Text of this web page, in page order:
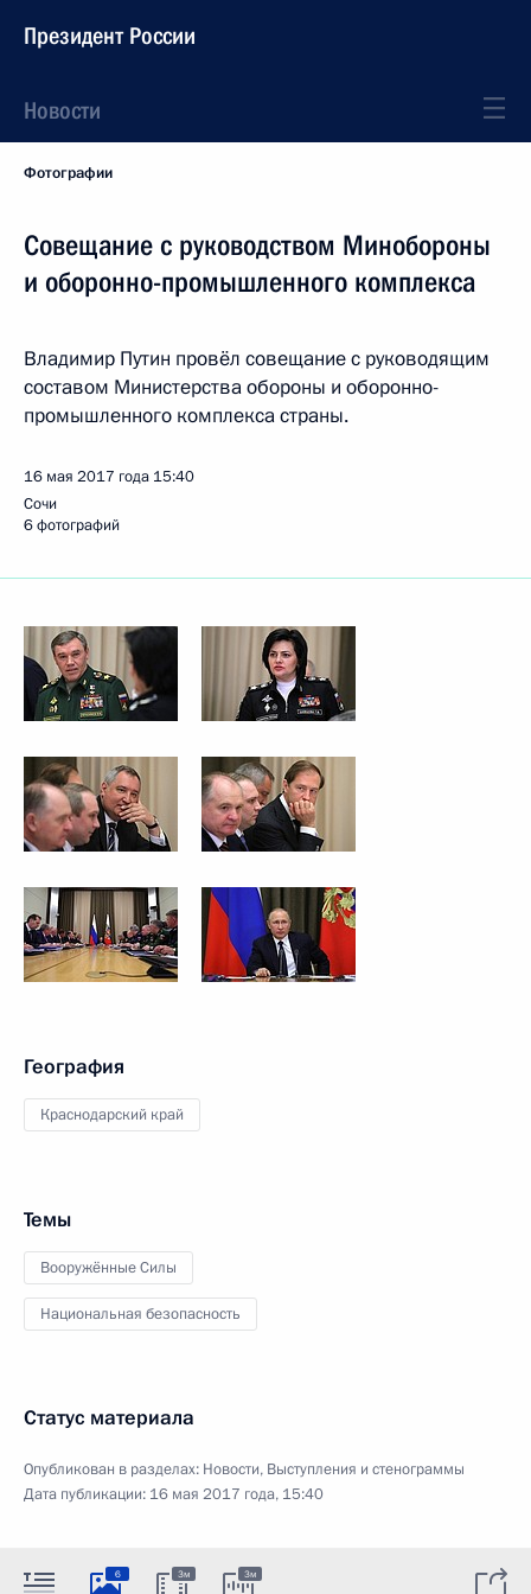
Президент России
Новости
Фотографии
Совещание с руководством Минобороны
и оборонно-промышленного комплекса
Владимир Путин провёл совещание с руководящим
составом Министерства обороны и оборонно-
промышленного комплекса страны.
16 мая 2017 года 15:40
Сочи
6 фотографий
География
Краснодарский край
Темы
Вооружённые Силы
Национальная безопасность
Статус материала
Опубликован в разделах: Новости, Выступления и стенограммы
Дата публикации: 16 мая 2017 года, 15:40
6 3м 3м